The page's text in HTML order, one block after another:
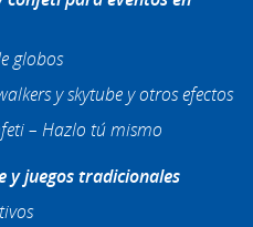
globos
y skytube y otros efectos
– Hazlo tú mismo
y juegos tradicionales